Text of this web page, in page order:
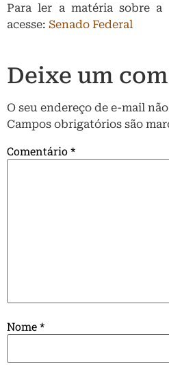
Para ler a matéria sobre a
acesse: Senado Federal
Deixe um
O seu endereço de e-mail
Campos obrigatórios são
Comentário*
Nome*